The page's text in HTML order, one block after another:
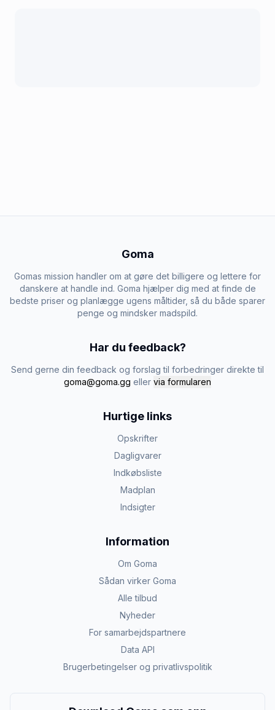
Goma
Gomas mission handler om at gøre det billigere og lettere for
danskere at handle ind. Goma hjælper dig med at finde de
bedste priser og planlægge ugens måltider, så du både sparer
penge og mindsker madspild.
Har du feedback?
Send gerne din feedback og forslag til forbedringer direkte til
goma@goma.gg eller via formularen
Hurtige links
Opskrifter
Dagligvarer
Indkøbsliste
Madplan
Indsigter
Information
Om Goma
Sådan virker Goma
Alle tilbud
Nyheder
For samarbejdspartnere
Data API
Brugerbetingelser og privatlivspolitik